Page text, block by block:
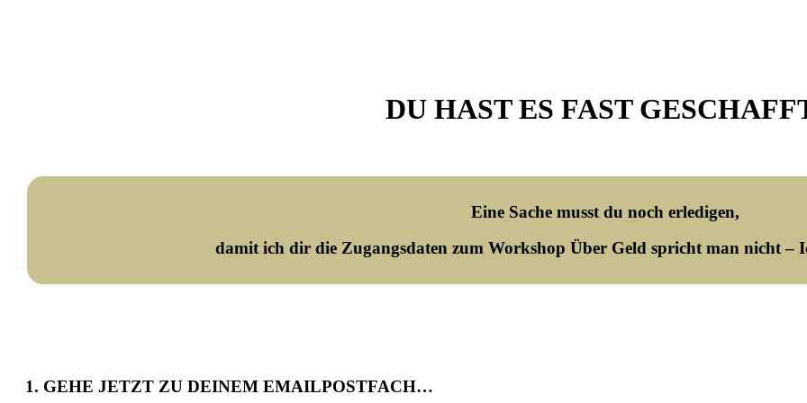
DU HAST ES FAST
Eine Sache musst du noch erledigen,
damit ich dir die Zugangsdaten zum Workshop Über Geld spricht man nicht –
1. GEHE JETZT ZU DEINEM EMAILPOSTFACH…